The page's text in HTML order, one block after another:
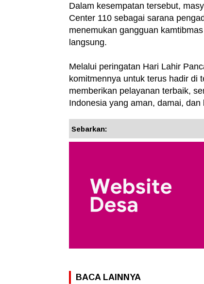
Dalam kesempatan tersebut,
Center 110 sebagai sarana
menemukan gangguan
langsung.
Melalui peringatan Hari Lahir
komitmennya untuk terus hadir di
memberikan pelayanan terbaik,
Indonesia yang aman, damai,
Sebarkan:
BACA LAINNYA